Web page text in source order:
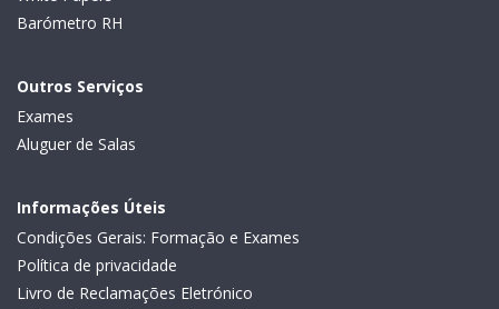
Barómetro RH
Outros Serviços
Exames
Aluguer de Salas
Informações Úteis
Condições Gerais: Formação e Exames
Política de privacidade
Livro de Reclamações Eletrónico